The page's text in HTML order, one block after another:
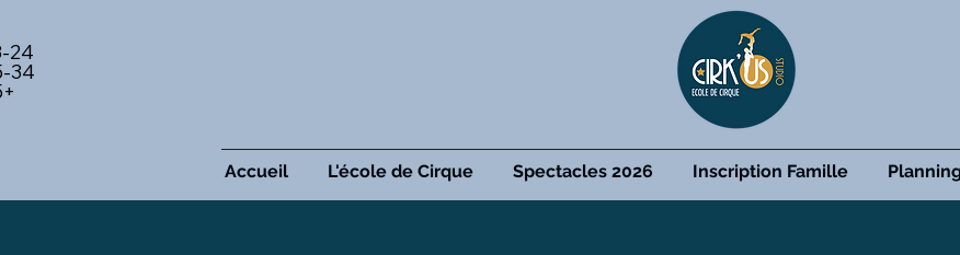
24
34
Accueil L'école de Cirque Spectacles 2026 Inscription Famille